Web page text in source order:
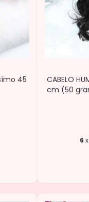
45
CABELO
cm (50
6